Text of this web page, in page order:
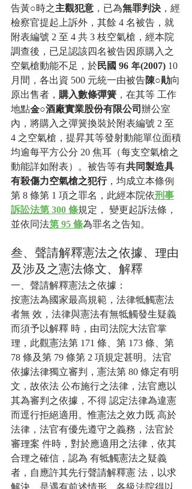
告黃○時之主觀犯意 ，已為無罪判決 ，經
檢察官提起上訴外，其餘 4 名被告，就
附表編號 2 至 4 共 3 枝空氣槍，經本院
調查後，已足認該四名被告因原購入之
空氣槍動能不足，於民國 96 年(2007) 10
月間，各出資 500 元統一由被告陳○勛向
原出售者， 購入數條彈簧 ，在其等 工作
地點金○酒廠實業股份有限公司 辦公室
內，將購入之彈簧換裝於附表編號 2 至
4 之空氣槍，提昇其等發射動能單位面積
均逾每平方公分 20 焦耳（每支空氣槍之
動能詳如附表）。被告等有共同製造具
有殺傷力空氣槍之犯行，均成立本條例
第 8 條第 1 項之罪名，此經本院依刑事
訴訟法第 300 條規定， 變更起訴法條，
並依同法第 95 條為罪名之告知。
叁、聲請解釋憲法之依據、理由
及涉及之憲法條文、解釋
一、聲請解釋憲法之依據：
按憲法為國家最高規範，法律牴觸憲法
者無 效，法律與憲法有無牴觸發生疑義
而須予以解釋 時，由司法院大法官掌
理，此觀憲法第 171 條、第 173 條、第
78 條及第 79 條第 2 項規定甚明。法官
依據法律獨立審判，憲法第 80 條定有明
文，故依法 公布施行之法律，法官應以
其為審判之依據，不得 認定法律為違憲
而逕行拒絕適用。惟憲法之效力既 高於
法律，法官有優先遵守之義務，法官於
審理案 件時，對於應適用之法律，依其
合理之確信，認為 有牴觸憲法之疑義
者，自應許其先行聲請解釋憲 法，以求